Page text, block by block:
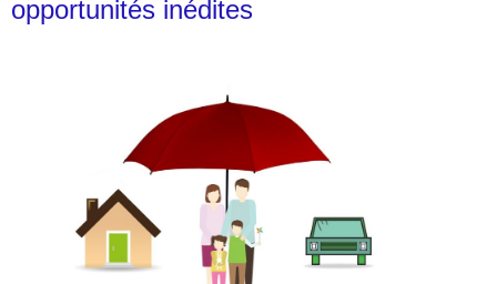
opportunités inédites